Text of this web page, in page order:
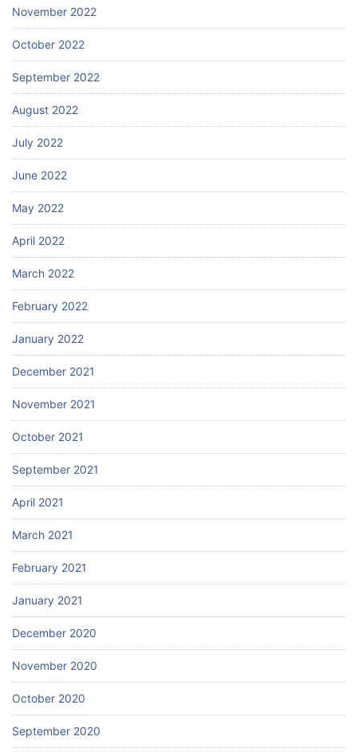
November 2022
October 2022
September 2022
August 2022
July 2022
June 2022
May 2022
April 2022
March 2022
February 2022
January 2022
December 2021
November 2021
October 2021
September 2021
April 2021
March 2021
February 2021
January 2021
December 2020
November 2020
October 2020
September 2020